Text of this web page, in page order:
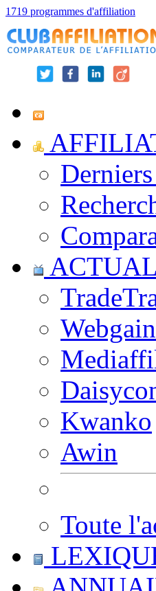
1719 programmes d'affiliation
Kwanko
Awin
Toute